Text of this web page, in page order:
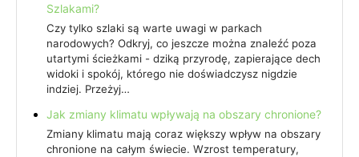
Szlakami?
Czy tylko szlaki są warte uwagi w parkach
narodowych? Odkryj, co jeszcze można znaleźć poza
utartymi ścieżkami - dziką przyrodę, zapierające dech
widoki i spokój, którego nie doświadczysz nigdzie
indziej. Przeżyj…
Jak zmiany klimatu wpływają na obszary chronione?
Zmiany klimatu mają coraz większy wpływ na obszary
chronione na całym świecie. Wzrost temperatury,